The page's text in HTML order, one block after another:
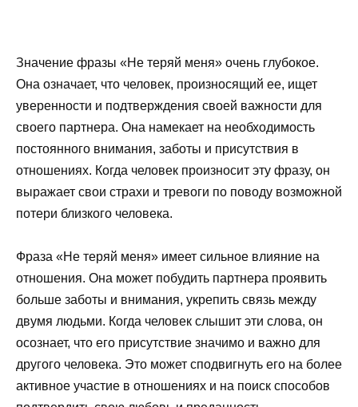
Значение фразы «Не теряй меня» очень глубокое.
Она означает, что человек, произносящий ее, ищет
уверенности и подтверждения своей важности для
своего партнера. Она намекает на необходимость
постоянного внимания, заботы и присутствия в
отношениях. Когда человек произносит эту фразу, он
выражает свои страхи и тревоги по поводу возможной
потери близкого человека.
Фраза «Не теряй меня» имеет сильное влияние на
отношения. Она может побудить партнера проявить
больше заботы и внимания, укрепить связь между
двумя людьми. Когда человек слышит эти слова, он
осознает, что его присутствие значимо и важно для
другого человека. Это может сподвигнуть его на более
активное участие в отношениях и на поиск способов